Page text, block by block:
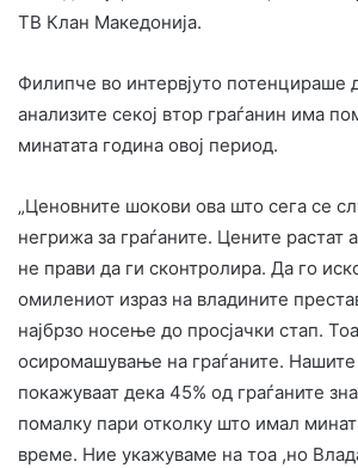
ТВ Клан Македонија.
Филипче во интервјуто потенцираше
анализите секој втор граѓанин има
минатата година овој период.
„Ценовните шокови ова што сега се
негрижа за граѓаните. Цените растат
не прави да ги сконтролира. Да го
омилениот израз на владините
најбрзо носење до просјачки стап.
осиромашување на граѓаните. Нашите
покажуваат дека 45% од граѓаните
помалку пари отколку што имал
време. Ние укажуваме на тоа ,но